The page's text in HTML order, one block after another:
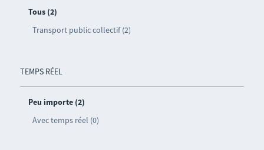
Tous (2)
Transport public collectif (2)
TEMPS RÉEL
Peu importe (2)
Avec temps réel (0)